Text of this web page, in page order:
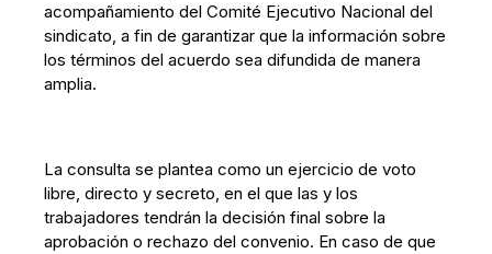
acompañamiento del Comité Ejecutivo Nacional del
sindicato, a fin de garantizar que la información sobre
los términos del acuerdo sea difundida de manera
amplia.
La consulta se plantea como un ejercicio de voto
libre, directo y secreto, en el que las y los
trabajadores tendrán la decisión final sobre la
aprobación o rechazo del convenio. En caso de que